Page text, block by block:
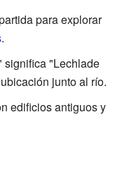
para explorar
.
significa "Lechlade
junto al río.
edificios antiguos y